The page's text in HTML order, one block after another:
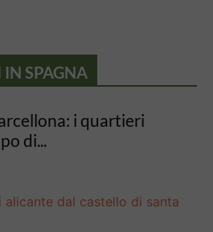
IN SPAGNA
i quartieri
di...